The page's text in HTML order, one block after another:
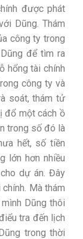
được phát
Dũng. Thám
công ty trong
để tìm ra
hổng tài chính
công ty và
soát, thám tử
đổ một cách ồ
trong số đó là
hết, số tiền
lớn hơn nhiều
dự án. Đây
Mà thám
Dũng thôi
tra đến lịch
trong thời